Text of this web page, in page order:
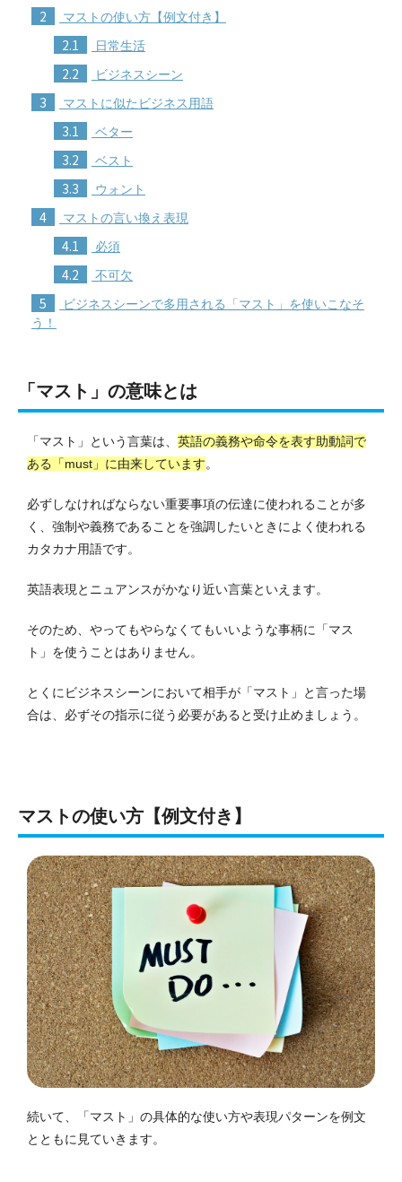
2 マストの使い方【例文付き】
2.1 日常生活
2.2 ビジネスシーン
3 マストに似たビジネス用語
3.1 ベター
3.2 ベスト
3.3 ウォント
4 マストの言い換え表現
4.1 必須
4.2 不可欠
5
ビジネスシーンで多用される「マスト」を使いこなそ
う！
「マスト」の意味とは
「マスト」という言葉は、 英語の義務や命令を表す助動詞で
ある「must」に由来しています。
必ずしなければならない重要事項の伝達に使われることが多
く、強制や義務であることを強調したいときによく使われる
カタカナ用語です。
英語表現とニュアンスがかなり近い言葉といえます。
そのため、やってもやらなくてもいいような事柄に「マス
ト」を使うことはありません。
とくにビジネスシーンにおいて相手が「マスト」と言った場
合は、必ずその指示に従う必要があると受け止めましょう。
マストの使い方【例文付き】
続いて、「マスト」の具体的な使い方や表現パターンを例文
とともに見ていきます。